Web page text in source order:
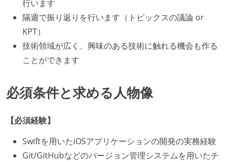
行います
隔週で振り返りを行います（トピックスの議論 or
KPT）
技術領域が広く、興味のある技術に触れる機会も作る
ことができます
必須条件と求める人物像
【必須経験】
Swiftを用いたiOSアプリケーションの開発の実務経験
Git/GitHubなどのバージョン管理システムを用いたチ